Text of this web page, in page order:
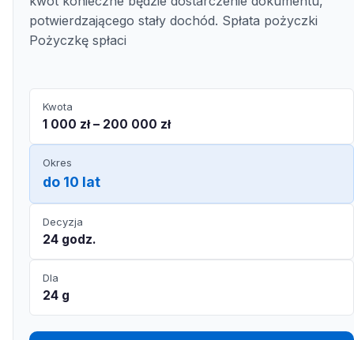
potwierdzającego stały dochód. Spłata pożyczki
Pożyczkę spłaci
Kwota
1 000 zł – 200 000 zł
Okres
do 10 lat
Decyzja
24 godz.
Dla
24 g